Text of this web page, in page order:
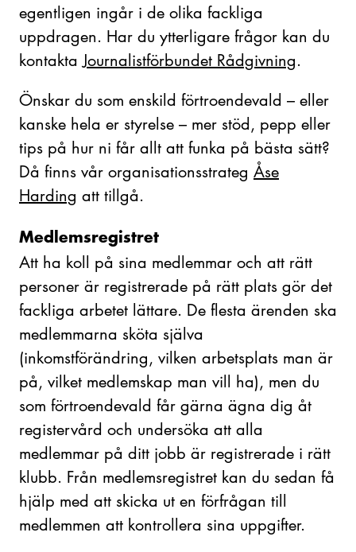
egentligen ingår i de olika fackliga
uppdragen. Har du ytterligare frågor kan du
kontaktaJournalistförbundet Rådgivning.
Önskar du som enskild förtroendevald – eller
kanske hela er styrelse – mer stöd, pepp eller
tips på hur ni får allt att funka på bästa sätt?
Då finns vår organisationsstrateg Åse
Harding att tillgå.
Medlemsregistret
Att ha koll på sina medlemmar och att rätt
personer är registrerade på rätt plats gör det
fackliga arbetet lättare. De flesta ärenden ska
medlemmarna sköta själva
(inkomstförändring, vilken arbetsplats man är
på, vilket medlemskap man vill ha), men du
som förtroendevald får gärna ägna dig åt
registervård och undersöka att alla
medlemmar på ditt jobb är registrerade i rätt
klubb. Från medlemsregistret kan du sedan få
hjälp med att skicka ut en förfrågan till
medlemmen att kontrollera sina uppgifter.